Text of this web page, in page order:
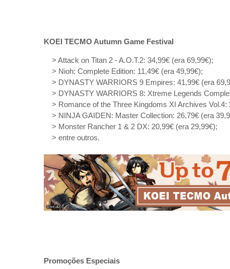
KOEI TECMO Autumn Game Festival
> Attack on Titan 2 - A.O.T.2: 34,99€ (era 69,99€);
> Nioh: Complete Edition: 11,49€ (era 49,99€);
> DYNASTY WARRIORS 9 Empires: 41,99€ (era
> DYNASTY WARRIORS 8: Xtreme Legends
> Romance of the Three Kingdoms XI Archives Vol.4:
> NINJA GAIDEN: Master Collection: 26,79€ (era
> Monster Rancher 1 & 2 DX: 20,99€ (era 29,99€);
> entre outros.
Promoções Especiais